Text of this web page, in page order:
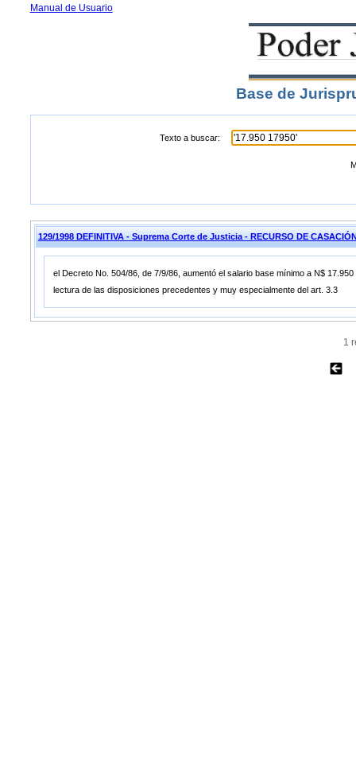
Manual de Usuario
Base de
Texto a buscar:
129/1998 DEFINITIVA - Suprema Corte de Justicia - RECURSO DE
el Decreto No. 504/86, de 7/9/86, aumentó el salario base mínimo a N$
lectura de las disposiciones precedentes y muy especialmente del art. 3.3
1